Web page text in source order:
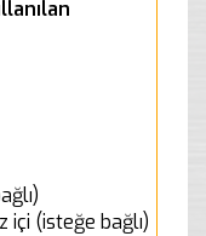
içi (isteğe bağlı)